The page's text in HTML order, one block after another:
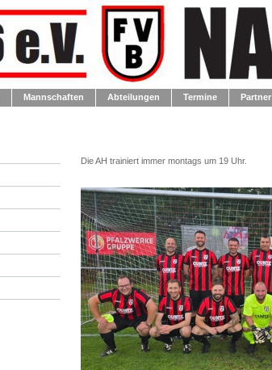
Mannschaften Abteilungen Termine Partner
Die AH trainiert immer montags um 19 Uhr.